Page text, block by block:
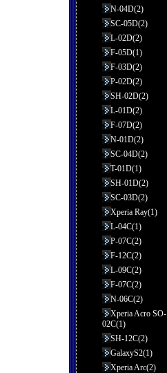
N-04D(2)
SC-05D(2)
L-02D(2)
F-05D(1)
F-03D(2)
P-02D(2)
SH-02D(2)
L-01D(2)
F-07D(2)
N-01D(2)
SC-04D(2)
T-01D(1)
SH-01D(2)
SC-03D(2)
Xperia Ray(1)
L-04C(1)
P-07C(2)
F-12C(2)
L-09C(2)
F-07C(2)
N-06C(2)
Xperia Acro SO-
02C(1)
SH-12C(2)
GalaxyS2(1)
Xperia Arc(2)